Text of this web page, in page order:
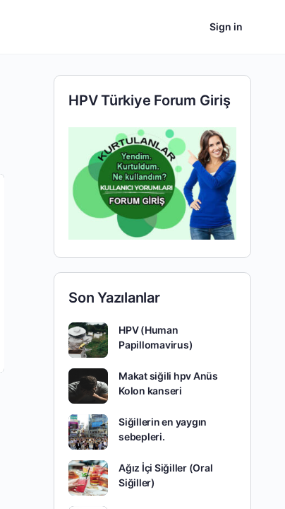
Sign in
HPV Türkiye Forum Giriş
Son Yazılanlar
HPV (Human
Papillomavirus)
Makat siğili hpv Anüs
Kolon kanseri
Siğillerin en yaygın
sebepleri.
Ağız İçi Siğiller (Oral
Siğiller)